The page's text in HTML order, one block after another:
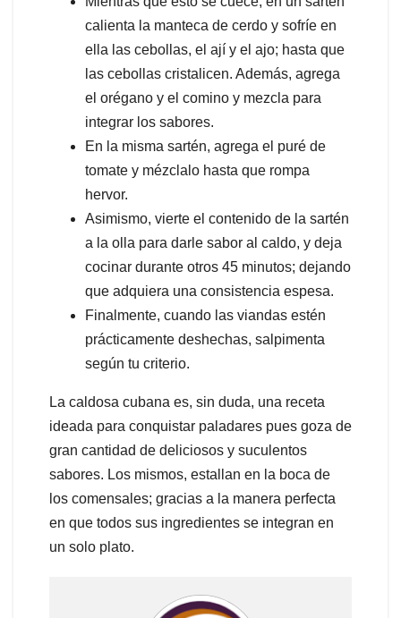
calienta la manteca de cerdo y sofríe en
ella las cebollas, el ají y el ajo; hasta que
las cebollas cristalicen. Además, agrega
el orégano y el comino y mezcla para
integrar los sabores.
En la misma sartén, agrega el puré de
tomate y mézclalo hasta que rompa
hervor.
Asimismo, vierte el contenido de la sartén
a la olla para darle sabor al caldo, y deja
cocinar durante otros 45 minutos; dejando
que adquiera una consistencia espesa.
Finalmente, cuando las viandas estén
prácticamente deshechas, salpimenta
según tu criterio.
La caldosa cubana es, sin duda, una receta
ideada para conquistar paladares pues goza de
gran cantidad de deliciosos y suculentos
sabores. Los mismos, estallan en la boca de
los comensales; gracias a la manera perfecta
en que todos sus ingredientes se integran en
un solo plato.